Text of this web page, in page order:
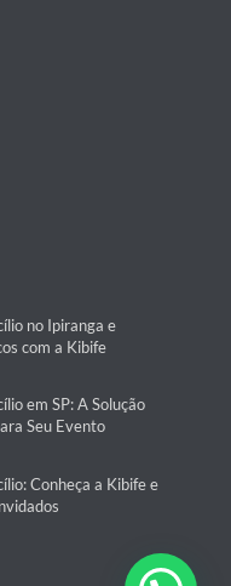
no Ipiranga e
com a Kibife
em SP: A Solução
Seu Evento
Conheça a Kibife e